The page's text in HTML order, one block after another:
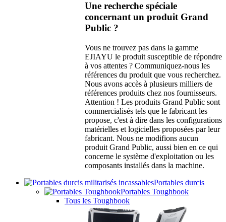
Une recherche spéciale
concernant un produit Grand
Public ?
Vous ne trouvez pas dans la gamme
EJIAYU le produit susceptible de répondre
à vos attentes ? Communiquez-nous les
références du produit que vous recherchez.
Nous avons accès à plusieurs milliers de
références produits chez nos fournisseurs.
Attention ! Les produits Grand Public sont
commercialisés tels que le fabricant les
propose, c'est à dire dans les configurations
matérielles et logicielles proposées par leur
fabricant. Nous ne modifions aucun
produit Grand Public, aussi bien en ce qui
concerne le système d'exploitation ou les
composants installés dans la machine.
Portables durcis
Portables Toughbook
Tous les Toughbook